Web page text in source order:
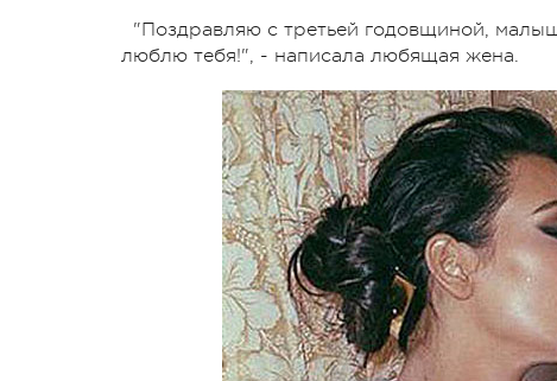
"Поздравляю с третьей годовщиной,
люблю тебя!", - написала любящая жена.